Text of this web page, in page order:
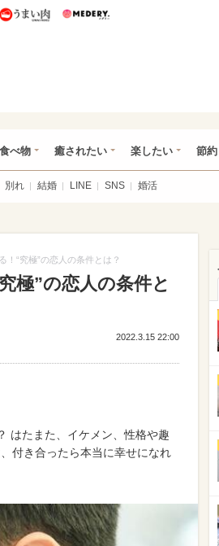
うまいパン うまい肉
べ物 癒されたい 楽したい 節約
別れ 結婚 LINE SNS 婚活
“究極”の恋人の条件とは？
極”の恋人の条件と
2022.3.15 22:00
はたまた、イケメン、性格や趣
付き合ったら本当に幸せになれ